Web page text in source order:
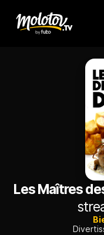
Les Maîtres